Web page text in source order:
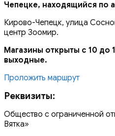
Чепецке, находящийся по
Кирово-Чепецк, улица
центр Зоомир.
Магазины открыты с 10 до
выходные.
Проложить маршрут
Реквизиты:
Общество с ограниченной
Вятка»